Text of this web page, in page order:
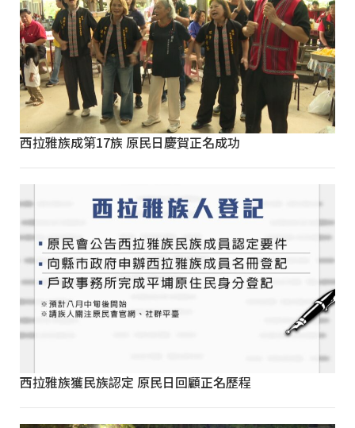
西拉雅族成第17族 原民日慶賀正名成功
西拉雅族獲民族認定 原民日回顧正名歷程